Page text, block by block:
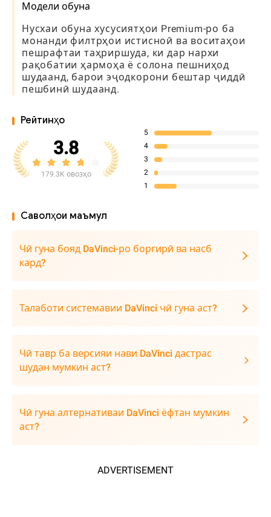
Модели обуна
Нусхаи обуна хусусиятҳои Premium-ро ба
монанди филтрҳои истисноӣ ва воситаҳои
пешрафтаи таҳриршуда, ки дар нархи
рақобатии ҳармоҳа ё солона пешниҳод
шудаанд, барои эҷодкорони бештар ҷиддӣ
пешбинӣ шудаанд.
Рейтинҳо
3.8
179.3K овозҳо
5
4
3
2
1
Саволҳои маъмул
Чӣ гуна бояд DaVinci-ро боргирӣ ва насб
кард?
Талаботи системавии DaVinci чӣ гуна аст?
Чӣ тавр ба версияи нави DaVinci дастрас
шудан мумкин аст?
Чӣ гуна алтернативаи DaVinci ёфтан мумкин
аст?
ADVERTISEMENT